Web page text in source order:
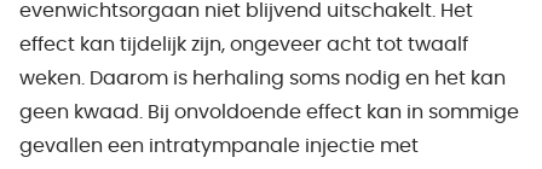
evenwichtsorgaan niet blijvend uitschakelt. Het
effect kan tijdelijk zijn, ongeveer acht tot twaalf
weken. Daarom is herhaling soms nodig en het kan
geen kwaad. Bij onvoldoende effect kan in sommige
gevallen een intratympanale injectie met